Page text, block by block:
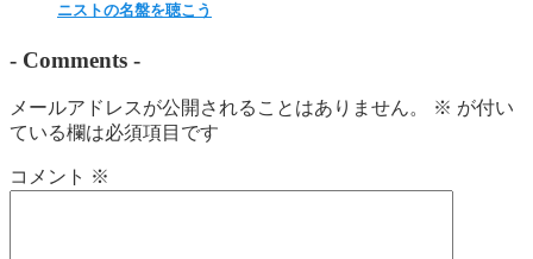
ニストの名盤を聴こう
- Comments -
メールアドレスが公開されることはありません。 ※ が付い
ている欄は必須項目です
コメント ※